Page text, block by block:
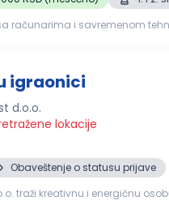
Poznavanje engleskog jezika je velika prednost, jer očekujemo značajan broj
igraonici
d.o.o.
lokacije
Obaveštenje o statusu prijave
traži kreativnu i energičnu